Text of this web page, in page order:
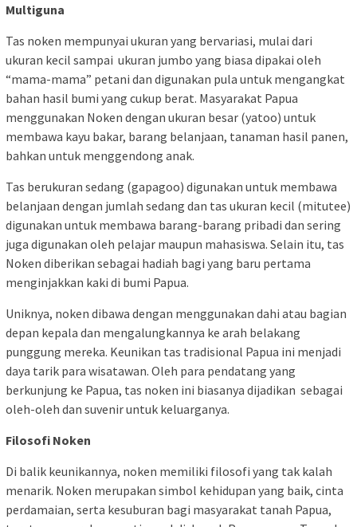
Multiguna
Tas noken mempunyai ukuran yang bervariasi, mulai dari
ukuran kecil sampai ukuran jumbo yang biasa dipakai oleh
“mama-mama” petani dan digunakan pula untuk mengangkat
bahan hasil bumi yang cukup berat. Masyarakat Papua
menggunakan Noken dengan ukuran besar (yatoo) untuk
membawa kayu bakar, barang belanjaan, tanaman hasil panen,
bahkan untuk menggendong anak.
Tas berukuran sedang (gapagoo) digunakan untuk membawa
belanjaan dengan jumlah sedang dan tas ukuran kecil (mitutee)
digunakan untuk membawa barang-barang pribadi dan sering
juga digunakan oleh pelajar maupun mahasiswa. Selain itu, tas
Noken diberikan sebagai hadiah bagi yang baru pertama
menginjakkan kaki di bumi Papua.
Uniknya, noken dibawa dengan menggunakan dahi atau bagian
depan kepala dan mengalungkannya ke arah belakang
punggung mereka. Keunikan tas tradisional Papua ini menjadi
daya tarik para wisatawan. Oleh para pendatang yang
berkunjung ke Papua, tas noken ini biasanya dijadikan sebagai
oleh-oleh dan suvenir untuk keluarganya.
Filosofi Noken
Di balik keunikannya, noken memiliki filosofi yang tak kalah
menarik. Noken merupakan simbol kehidupan yang baik, cinta
perdamaian, serta kesuburan bagi masyarakat tanah Papua,